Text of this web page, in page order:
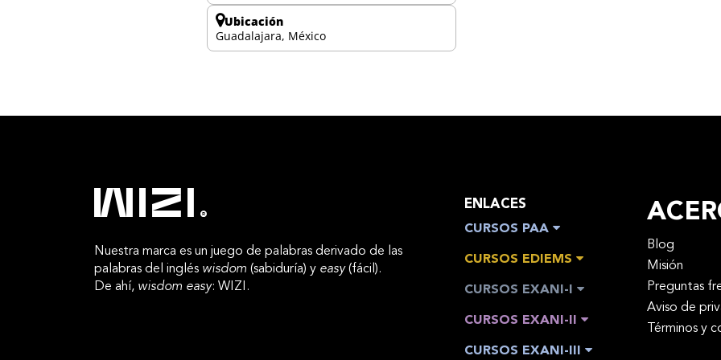
Ubicación
Guadalajara, México
Nuestra marca es un juego de palabras derivado de las
palabras del inglés wisdom (sabiduría) y easy(fácil).
De ahí, wisdom easy: WIZI.
ENLACES
CURSOS PAA
CURSOS EDIEMS
CURSOS EXANI-I
CURSOS EXANI-II
CURSOS EXANI-III
Blog
Misión
Preguntas
Aviso de
Términos y